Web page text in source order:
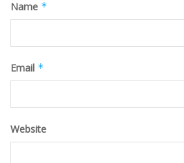
Name *
Email *
Website